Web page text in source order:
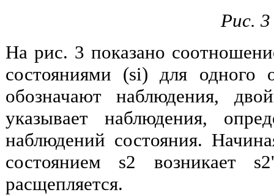
Рис. 3
На рис. 3 показано
состояниями (si) для одного
обозначают наблюдения,
указывает наблюдения,
наблюдений состояния.
состоянием s2 возникает
расщепляется.